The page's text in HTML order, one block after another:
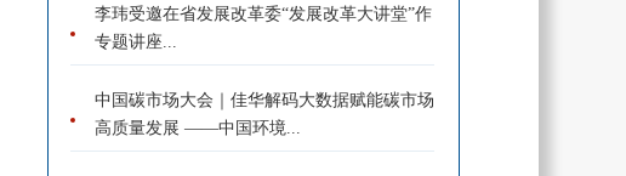
李玮受邀在省发展改革委“发展改革大讲堂”作
专题讲座...
中国碳市场大会｜佳华解码大数据赋能碳市场
高质量发展 ——中国环境...